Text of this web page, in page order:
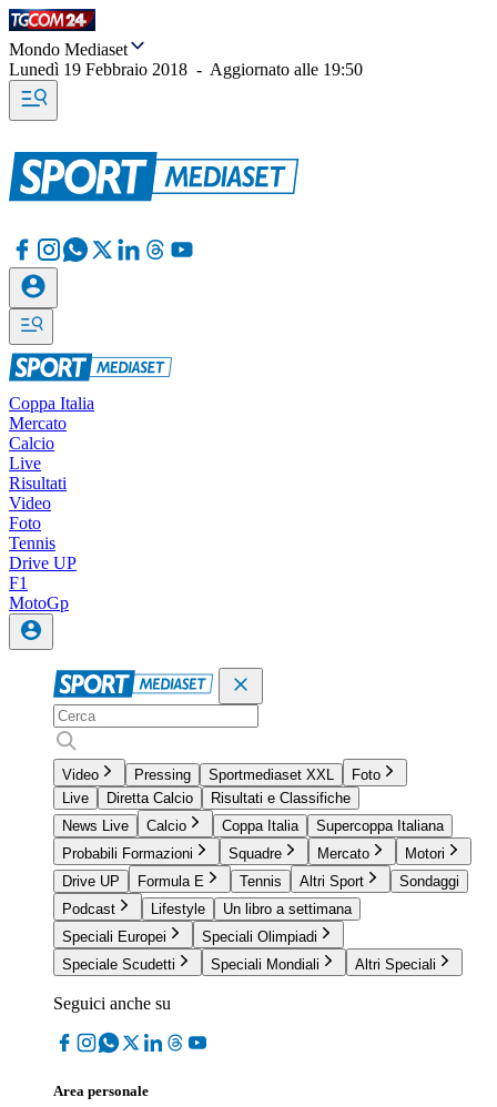
Mondo Mediaset
Lunedì 19 Febbraio 2018 - Aggiornato alle 19:50
Coppa Italia
Mercato
Calcio
Live
Risultati
Video
Foto
Tennis
Drive UP
F1
MotoGp
Video Pressing Sportmediaset XXL
Foto
Live
Diretta Calcio
Risultati e Classifiche
News Live
Calcio Coppa Italia
Supercoppa Italiana
Probabili Formazioni
Squadre Mercato
Motori
Drive UP
Formula E Tennis Altri Sport
Sondaggi
Podcast
Lifestyle
Un libro a settimana
Speciali Europei
Speciali Olimpiadi
Speciale Scudetti
Speciali Mondiali Altri Speciali
Seguici anche su
Area personale